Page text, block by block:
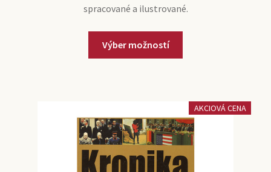
spracované a ilustrované.
Výber možností
AKCIOVÁ CENA